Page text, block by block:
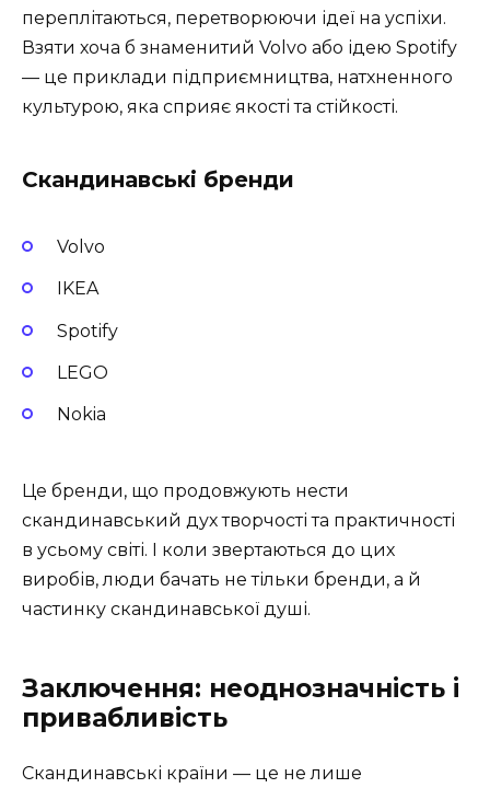
переплітаються, перетворюючи ідеї на успіхи.
Взяти хоча б знаменитий Volvo або ідею Spotify
— це приклади підприємництва, натхненного
культурою, яка сприяє якості та стійкості.
Скандинавські бренди
Volvo
IKEA
Spotify
LEGO
Nokia
Це бренди, що продовжують нести
скандинавський дух творчості та практичності
в усьому світі. І коли звертаються до цих
виробів, люди бачать не тільки бренди, а й
частинку скандинавської душі.
Заключення: неоднозначність і
привабливість
Скандинавські країни — це не лише